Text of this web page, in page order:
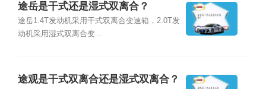
途岳是干式还是湿式双离合？
途岳1.4T发动机采用干式双离合变速箱，2.0T发
动机采用湿式双离合变...
途观是干式双离合还是湿式双离合？